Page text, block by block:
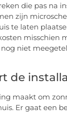
die pas na
zijn
te laten
misschien
niet
de
maakt om
Er gaat een